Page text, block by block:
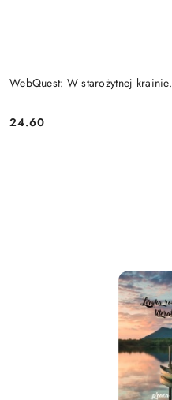
WebQuest: W starożytnej krainie.
Cena:
24.60